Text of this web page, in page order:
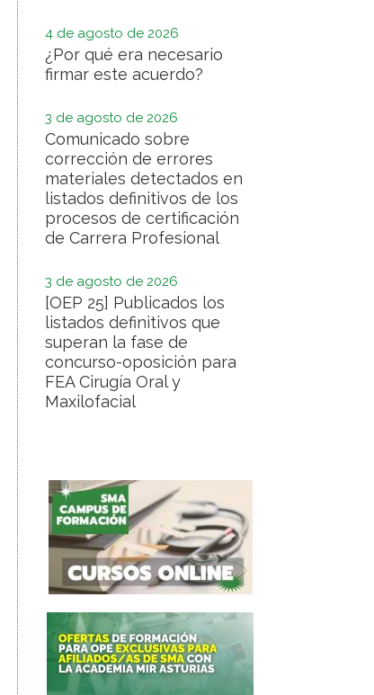
4 de agosto de 2026
¿Por qué era necesario
firmar este acuerdo?
3 de agosto de 2026
Comunicado sobre
corrección de errores
materiales detectados en
listados definitivos de los
procesos de certificación
de Carrera Profesional
3 de agosto de 2026
[OEP 25] Publicados los
listados definitivos que
superan la fase de
concurso-oposición para
FEA Cirugía Oral y
Maxilofacial